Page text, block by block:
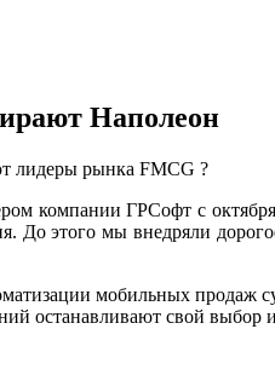
Наполеон
лидеры рынка FMCG ?
компании ГРСофт с
До этого мы внедряли
мобильных продаж
останавливают свой выбор